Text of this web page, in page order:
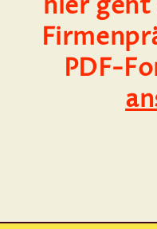
hier geht
PDF-